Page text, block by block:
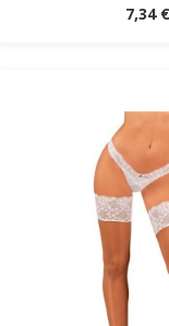
Prix
7,34 €